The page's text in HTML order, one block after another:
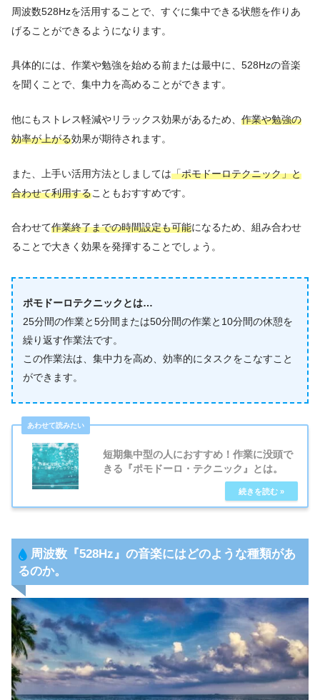
周波数528Hzを活用することで、すぐに集中できる状態を作りあ
げることができるようになります。
具体的には、作業や勉強を始める前または最中に、528Hzの音楽
を聞くことで、集中力を高めることができます。
他にもストレス軽減やリラックス効果があるため、 作業や勉強の
効率が上がる効果が期待されます。
また、上手い活用方法としましては「ポモドーロテクニック」と
合わせて利用することもおすすめです。
合わせて作業終了までの時間設定も可能になるため、組み合わせ
ることで大きく効果を発揮することでしょう。
ポモドーロテクニックとは…
25分間の作業と5分間または50分間の作業と10分間の休憩を
繰り返す作業法です。
この作業法は、集中力を高め、効率的にタスクをこなすこと
ができます。
短期集中型の人におすすめ！作業に没頭で
きる『ポモドーロ・テクニック』とは。
周波数『528Hz 』の音楽にはどのような種類があ
るのか。